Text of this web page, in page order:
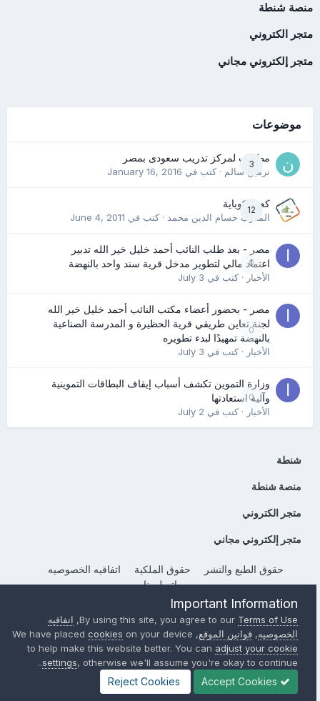
منصة شنطة
متجر الكتروني
متجر إلكتروني مجاني
موضوعات
3
مطلوب لمركز تدريب سعودى بمصر
نرمين سالم· كتب في January 16, 2016
12
كعب كوباية
المدرب حسام الدين محمد· كتب في June 4, 2011
0
مصر - بعد طلب النائب أحمد خليل خير الله تدبير
اعتماد مالي لتطوير مدخل قرية سند واحد بالنهضة
الأخبار· كتب في July 3
0
مصر - بحضور أعضاء مكتب النائب أحمد خليل خير الله
لجنة تعاين طريقي قرية الحظيرة و المدرسة الصناعية
بالنهضة تمهيدًا لبدء تطويره
الأخبار· كتب في July 3
0
وزارة التموين تكشف أسباب إيقاف البطاقات التموينية
وآلية استعادتها
الأخبار· كتب في July 2
شنطة
منصة شنطة
متجر الكتروني
متجر إلكتروني مجاني
حقوق الطبع والنشر حقوق الملكية
اتفاقيه الخصوصيه
إتصل بنا
Powered by Invision CommunityImportant Information
By using this site, you agree to ourTerms of Use
, اتفاقيه
الخصوصيه, قوانين الموقع, We have placed
cookies on your device
to help make this website better. You canadjust your cookie
settings , otherwise we'll assume you're okay to continue..
Accept Cookies